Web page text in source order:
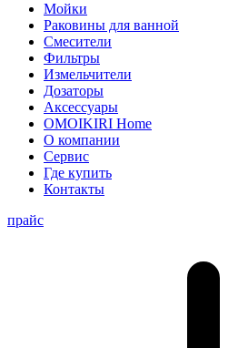
Мойки
Раковины для ванной
Смесители
Фильтры
Измельчители
Дозаторы
Аксессуары
OMOIKIRI Home
О компании
Сервис
Где купить
Контакты
прайс